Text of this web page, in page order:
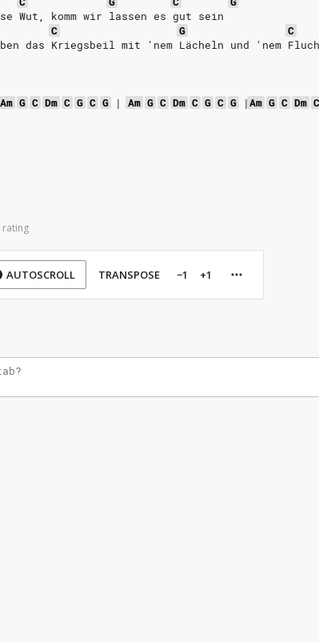
Wut, komm wir lassen es gut sein
C G C
das Kriegsbeil mit 'nem Lächeln und 'nem Fluch
Am G C Dm C G C G | Am G C Dm C G C G |Am G C Dm C
rating
AUTOSCROLL TRANSPOSE −1 +1